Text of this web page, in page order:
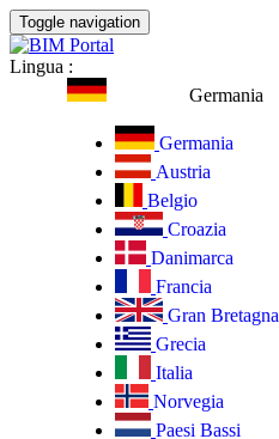
Toggle navigation
Lingua :
Germania
Germania
Austria
Belgio
Croazia
Danimarca
Francia
Gran Bretagna
Grecia
Italia
Norvegia
Paesi Bassi